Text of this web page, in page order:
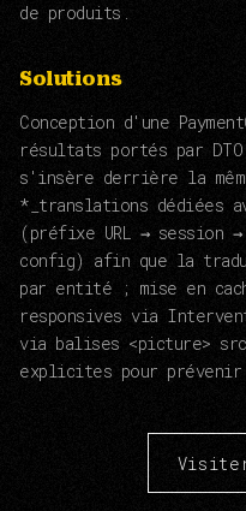
de produits.
Solutions
Conception d'une
résultats portés par
s'insère derrière la
*_translations dédiées
(préfixe URL → session
config) afin que la
par entité ; mise en
responsives via
via balises <picture>
explicites pour prévenir